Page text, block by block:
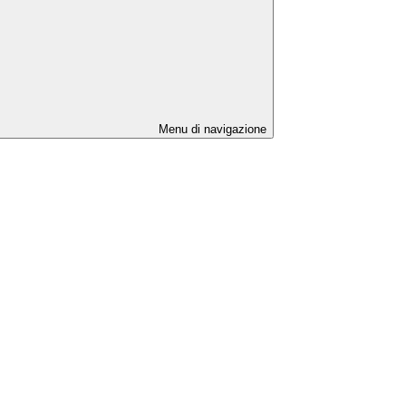
Menu di navigazione